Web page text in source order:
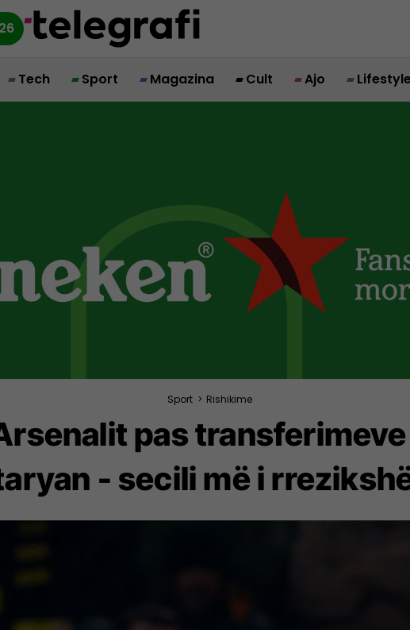
Tech Sport Magazina Cult Ajo
Sport > Rishikime
pas
- secili më i